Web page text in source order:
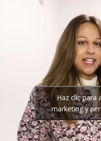
Haz clic para
marketing y